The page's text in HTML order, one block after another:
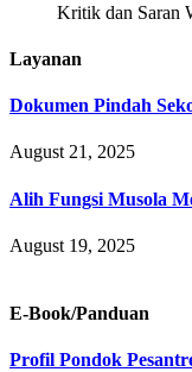
Kritik dan Saran
Layanan
Dokumen Pindah
August 21, 2025
Alih Fungsi Musola
August 19, 2025
E-Book/Panduan
Profil Pondok